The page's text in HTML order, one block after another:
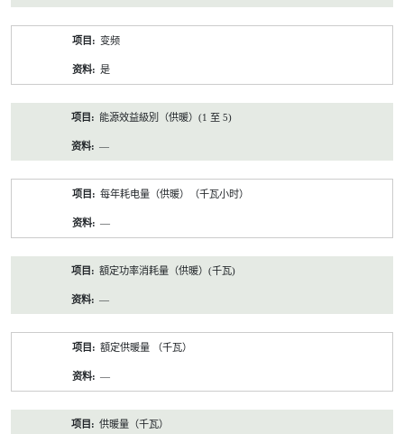
变频
是
能源效益級別（供暖）(1 至 5)
—
每年耗电量（供暖）（千瓦小时）
—
額定功率消耗量（供暖）(千瓦)
—
額定供暖量 （千瓦）
—
供暖量（千瓦）